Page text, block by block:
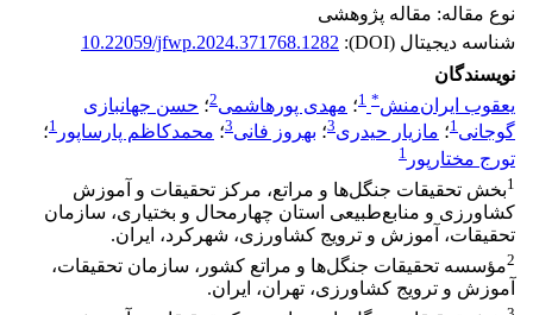
نوع مقاله: مقاله پژوهشی
شناسه دیجیتال (DOI):
10.22059/jfwp.2024.371768.1282
نویسندگان
یعقوب ایران‌منش*
1؛ مهدی پورهاشمی2؛ حسن جهانبازی
گوجانی1؛ مازیار حیدری3؛ بهروز فانی3؛ محمدکاظم پارساپور 1؛
تورج مختارپور 1
1بخش تحقیقات جنگل‌ها و مراتع، مرکز تحقیقات و آموزش
کشاورزی و منابع‌طبیعی استان چهارمحال و بختیاری، سازمان
تحقیقات، آموزش و ترویج کشاورزی، شهرکرد، ایران.
2مؤسسه تحقیقات جنگل‌ها و مراتع کشور، سازمان تحقیقات،
آموزش و ترویج کشاورزی، تهران، ایران.